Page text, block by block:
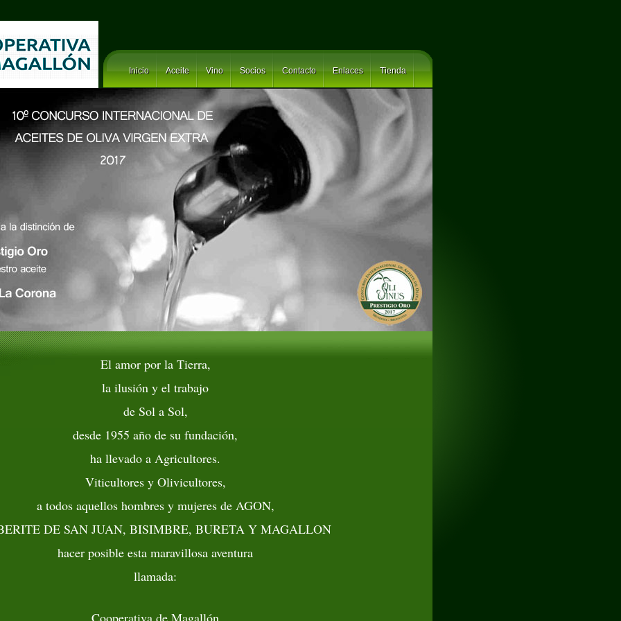
Inicio Aceite Vino Socios Contacto Enlaces Tienda
El amor por la Tierra,
la ilusión y el trabajo
de Sol a Sol,
desde 1955 año de su fundación,
ha llevado a Agricultores.
Viticultores y Olivicultores,
a todos aquellos hombres y mujeres de AGON,
DE SAN JUAN, BISIMBRE, BURETA Y MAGALLON
hacer posible esta maravillosa aventura
llamada:
Cooperativa de Magallón